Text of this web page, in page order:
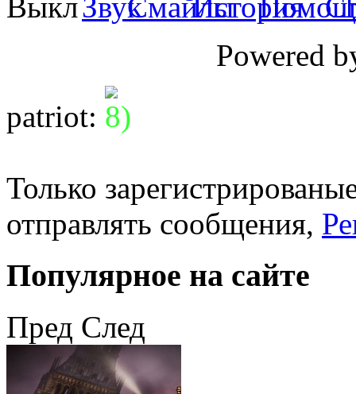
Powered
patriot:
Только
отправлять сообщения,
Популярное на сайте
Пред След